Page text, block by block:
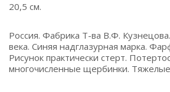
20,5 см.
Россия. Фабрика Т-ва В.Ф.
века. Синяя надглазурная марка.
Рисунок практически стерт.
многочисленные щербинки.